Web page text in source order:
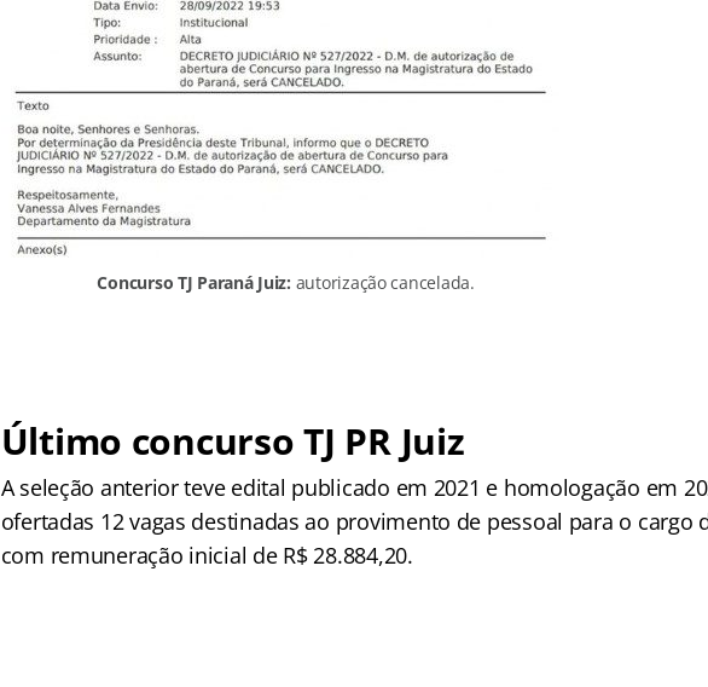
Concurso TJ Paraná Juiz: autorização cancelada.
Último concurso TJ PR Juiz
A seleção anterior teve edital publicado em 2021 e homologação em
ofertadas 12 vagas destinadas ao provimento de pessoal para o cargo
com remuneração inicial de R$ 28.884,20.